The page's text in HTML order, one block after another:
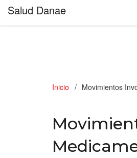
Salud Danae
Inicio Movimientos